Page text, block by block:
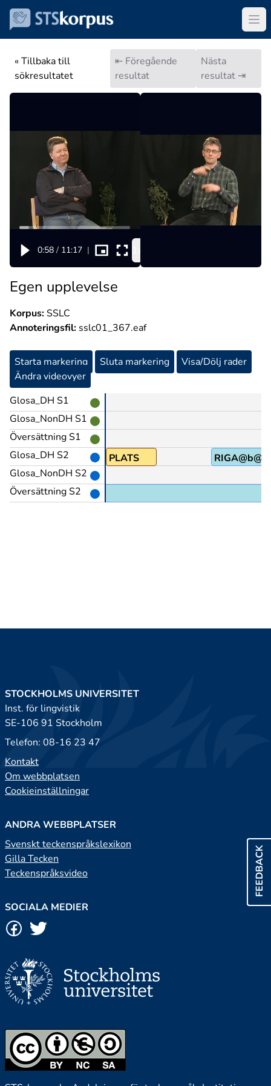
« Tillbaka till
sökresultatet
⇤ Föregående
resultat
Nästa
resultat ⇥
0:58 / 11:17 |
Egen upplevelse
Korpus:SSLC
Annoteringsfil: sslc01_367.eaf
Starta markering Sluta markering
Visa/Dölj rader
Ändra videovyer
Glosa_DH S1
Glosa_NonDH S1
Översättning S1
Glosa_DH S2
Glosa_NonDH S2
Översättning S2
PLATS
FEEDBACK
STOCKHOLMS UNIVERSITET
Inst. för lingvistik
SE-106 91 Stockholm
Telefon: 08-16 23 47
Kontakt
Om webbplatsen
Cookieinställningar
ANDRA WEBBPLATSER
Svenskt teckenspråkslexikon
Gilla Tecken
Teckenspråksvideo
SOCIALA MEDIER